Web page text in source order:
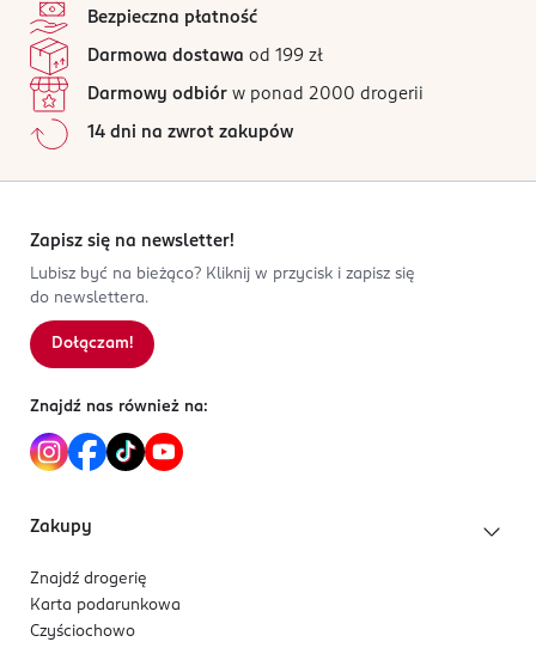
Bezpieczna płatność
Darmowa dostawa od 199 zł
Darmowy odbiór w ponad 2000 drogerii
14 dni na zwrot zakupów
Zapisz się na newsletter!
Lubisz być na bieżąco? Kliknij w przycisk i zapisz się
do newslettera.
Dołączam!
Znajdź nas również na:
Zakupy
Znajdź drogerię
Karta podarunkowa
Czyściochowo